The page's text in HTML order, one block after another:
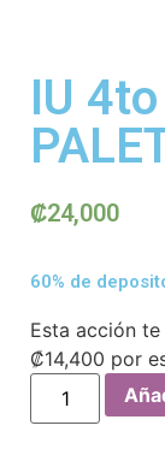
IU
₡24,000
60% de
Esta acción
₡14,400 por